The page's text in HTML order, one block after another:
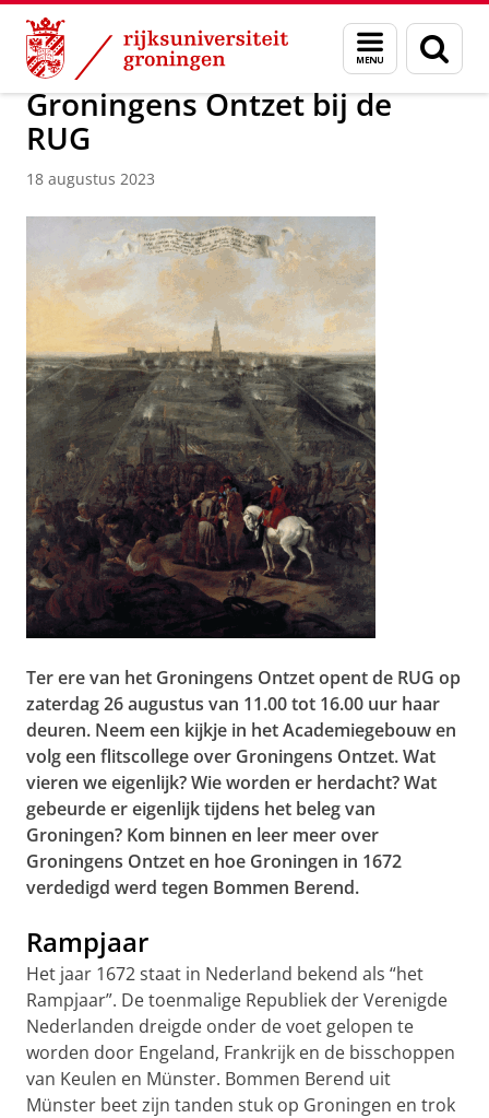
Skip
Content
Skip
Navigation
Menu
en
zoeken
Over ons Actueel Nieuws
Groningens Ontzet bij de
RUG
18 augustus 2023
Ter ere van het Groningens Ontzet opent de RUG op
zaterdag 26 augustus van 11.00 tot 16.00 uur haar
deuren. Neem een kijkje in het Academiegebouw en
volg een flitscollege over Groningens Ontzet. Wat
vieren we eigenlijk? Wie worden er herdacht? Wat
gebeurde er eigenlijk tijdens het beleg van
Groningen? Kom binnen en leer meer over
Groningens Ontzet en hoe Groningen in 1672
verdedigd werd tegen Bommen Berend.
Rampjaar
Het jaar 1672 staat in Nederland bekend als “het
Rampjaar”. De toenmalige Republiek der Verenigde
Nederlanden dreigde onder de voet gelopen te
worden door Engeland, Frankrijk en de bisschoppen
van Keulen en Münster. Bommen Berend uit
Münster beet zijn tanden stuk op Groningen en trok